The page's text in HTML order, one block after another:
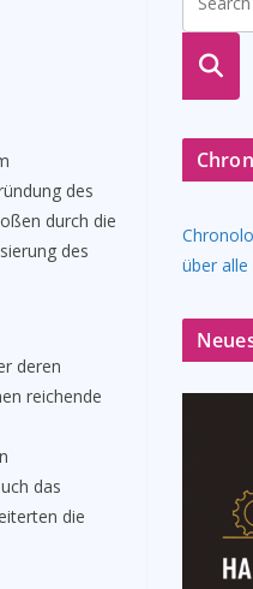
des
durch die
des
deren
reichende
das
die
suche
über alle